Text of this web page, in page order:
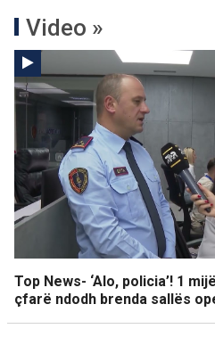
Video »
Top News- ‘Alo, policia’! 1
çfarë ndodh brenda sallës